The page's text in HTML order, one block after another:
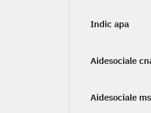
Indic apa
Aidesociale
Aidesociale